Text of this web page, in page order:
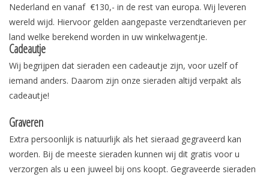
Nederland en vanaf €130,- in de rest van europa. Wij leveren
wereld wijd. Hiervoor gelden aangepaste verzendtarieven per
land welke berekend worden in uw winkelwagentje.
Cadeautje
Wij begrijpen dat sieraden een cadeautje zijn, voor uzelf of
iemand anders. Daarom zijn onze sieraden altijd verpakt als
cadeautje!
Graveren
Extra persoonlijk is natuurlijk als het sieraad gegraveerd kan
worden. Bij de meeste sieraden kunnen wij dit gratis voor u
verzorgen als u een juweel bij ons koopt. Gegraveerde sieraden